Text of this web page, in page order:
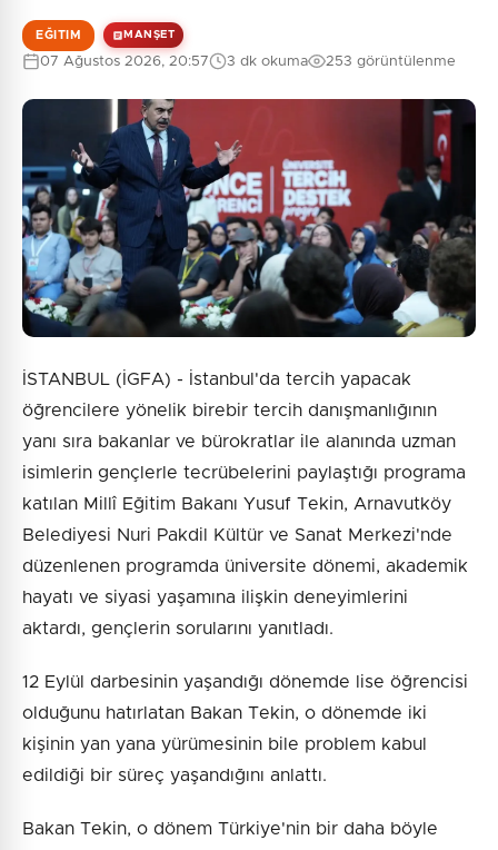
EĞITIM MANŞET
07 Ağustos 2026, 20:57 3 dk okuma 253 görüntülenme
İSTANBUL (İGFA) - İstanbul'da tercih yapacak
öğrencilere yönelik birebir tercih danışmanlığının
yanı sıra bakanlar ve bürokratlar ile alanında uzman
isimlerin gençlerle tecrübelerini paylaştığı programa
katılan Millî Eğitim Bakanı Yusuf Tekin, Arnavutköy
Belediyesi Nuri Pakdil Kültür ve Sanat Merkezi'nde
düzenlenen programda üniversite dönemi, akademik
hayatı ve siyasi yaşamına ilişkin deneyimlerini
aktardı, gençlerin sorularını yanıtladı.
12 Eylül darbesinin yaşandığı dönemde lise öğrencisi
olduğunu hatırlatan Bakan Tekin, o dönemde iki
kişinin yan yana yürümesinin bile problem kabul
edildiği bir süreç yaşandığını anlattı.
Bakan Tekin, o dönem Türkiye'nin bir daha böyle